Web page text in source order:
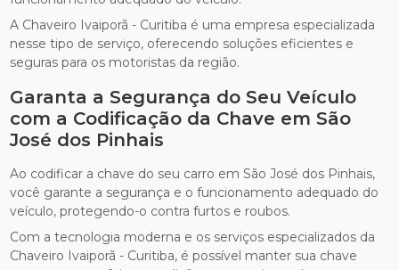
A Chaveiro Ivaiporã - Curitiba é uma empresa especializada
nesse tipo de serviço, oferecendo soluções eficientes e
seguras para os motoristas da região.
Garanta a Segurança do Seu Veículo
com a Codificação da Chave em São
José dos Pinhais
Ao codificar a chave do seu carro em São José dos Pinhais,
você garante a segurança e o funcionamento adequado do
veículo, protegendo-o contra furtos e roubos.
Com a tecnologia moderna e os serviços especializados da
Chaveiro Ivaiporã - Curitiba, é possível manter sua chave